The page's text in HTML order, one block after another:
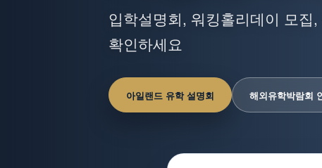
입학설명회, 워킹홀리데이 모집
확인하세요
아일랜드 유학 설명회 해외유학박람회